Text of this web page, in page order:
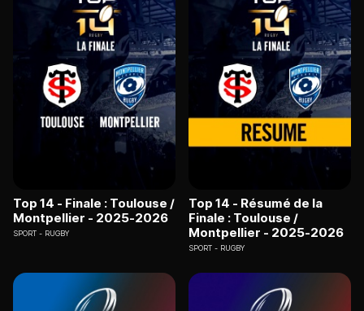
Top 14 - Finale : Toulouse /
Montpellier - 2025-2026
SPORT RUGBY
Top 14 - Résumé de la
Finale : Toulouse /
Montpellier - 2025-2026
SPORT RUGBY